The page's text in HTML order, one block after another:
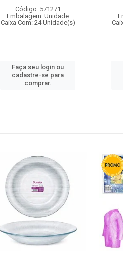
Código: 571271
Embalagem: Unidade
Caixa Com: 24 Unidade(s)
Faça seu login ou
cadastre-se para
comprar.